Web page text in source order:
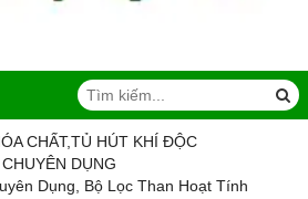
CHẤT,TỦ HÚT KHÍ ĐỘC
DỤNG
Dụng, Bộ Lọc Than Hoạt Tính